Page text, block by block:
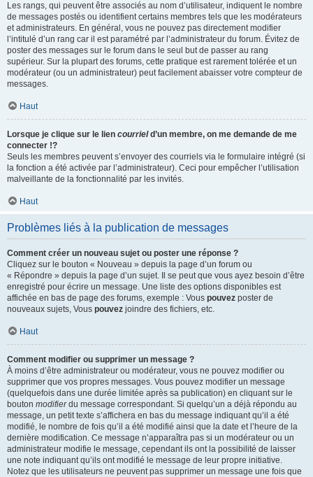
Les rangs, qui peuvent être associés au nom d’utilisateur, indiquent le nombre
de messages postés ou identifient certains membres tels que les modérateurs
et administrateurs. En général, vous ne pouvez pas directement modifier
l’intitulé d’un rang car il est paramétré par l’administrateur du forum. Évitez de
poster des messages sur le forum dans le seul but de passer au rang
supérieur. Sur la plupart des forums, cette pratique est rarement tolérée et un
modérateur (ou un administrateur) peut facilement abaisser votre compteur de
messages.
Haut
Lorsque je clique sur le lien courrield’un membre, on me demande de me
connecter !?
Seuls les membres peuvent s’envoyer des courriels via le formulaire intégré (si
la fonction a été activée par l’administrateur). Ceci pour empêcher l’utilisation
malveillante de la fonctionnalité par les invités.
Haut
Problèmes liés à la publication de messages
Comment créer un nouveau sujet ou poster une réponse ?
Cliquez sur le bouton « Nouveau » depuis la page d’un forum ou
« Répondre » depuis la page d’un sujet. Il se peut que vous ayez besoin d’être
enregistré pour écrire un message. Une liste des options disponibles est
affichée en bas de page des forums, exemple : Vous pouvez poster de
nouveaux sujets, Vous pouvez joindre des fichiers, etc.
Haut
Comment modifier ou supprimer un message ?
À moins d’être administrateur ou modérateur, vous ne pouvez modifier ou
supprimer que vos propres messages. Vous pouvez modifier un message
(quelquefois dans une durée limitée après sa publication) en cliquant sur le
bouton modifierdu message correspondant. Si quelqu’un a déjà répondu au
message, un petit texte s’affichera en bas du message indiquant qu’il a été
modifié, le nombre de fois qu’il a été modifié ainsi que la date et l’heure de la
dernière modification. Ce message n’apparaîtra pas si un modérateur ou un
administrateur modifie le message, cependant ils ont la possibilité de laisser
une note indiquant qu’ils ont modifié le message de leur propre initiative.
Notez que les utilisateurs ne peuvent pas supprimer un message une fois que